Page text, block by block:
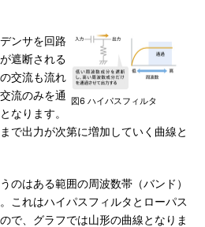
図6 ハイパスフィルタ
ンサを回路
遮断される
交流も流れ
流のみを通
なります。
で出力が次第に増加していく曲線と
のはある範囲の周波数帯（バンド）
これはハイパスフィルタとローパス
で、グラフでは山形の曲線となりま